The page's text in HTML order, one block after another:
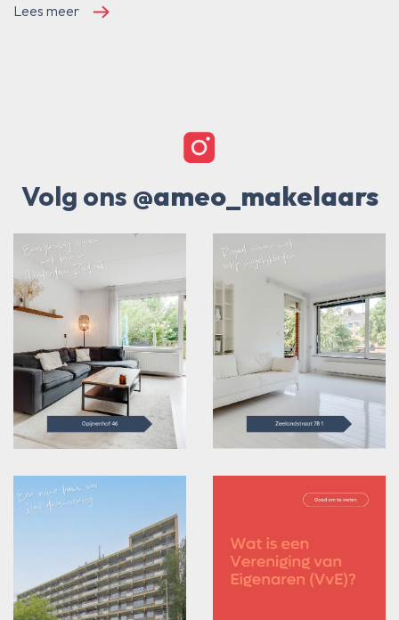
Lees meer
Volg ons @ameo_makelaars